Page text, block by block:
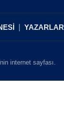
YAZARLAR
internet sayfası.